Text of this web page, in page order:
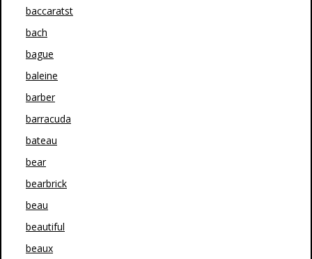
baccaratst
bach
bague
baleine
barber
barracuda
bateau
bear
bearbrick
beau
beautiful
beaux